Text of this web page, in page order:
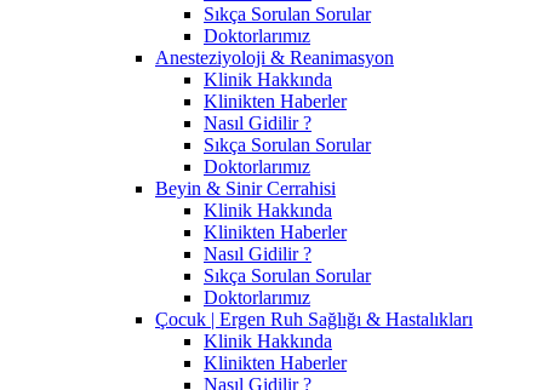
Sıkça Sorulan Sorular
Doktorlarımız
Anesteziyoloji & Reanimasyon
Klinik Hakkında
Klinikten Haberler
Nasıl Gidilir ?
Sıkça Sorulan Sorular
Doktorlarımız
Beyin & Sinir Cerrahisi
Klinik Hakkında
Klinikten Haberler
Nasıl Gidilir ?
Sıkça Sorulan Sorular
Doktorlarımız
Çocuk | Ergen Ruh Sağlığı & Hastalıkları
Klinik Hakkında
Klinikten Haberler
Nasıl Gidilir ?